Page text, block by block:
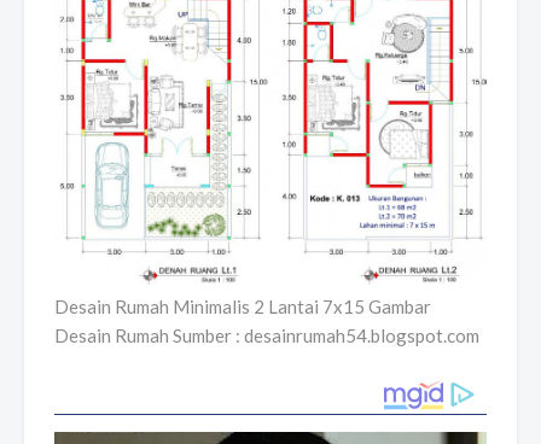
Desain Rumah Minimalis 2 Lantai 7x15 Gambar
Desain Rumah Sumber : desainrumah54.blogspot.com